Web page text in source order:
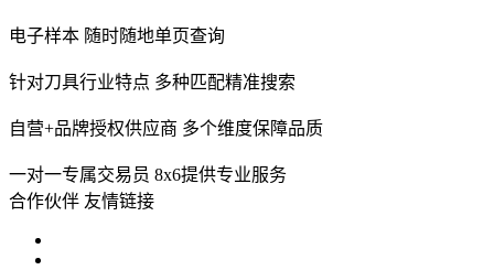
电子样本 随时随地单页查询
针对刀具行业特点 多种匹配精准搜索
自营+品牌授权供应商 多个维度保障品质
一对一专属交易员 8x6提供专业服务
合作伙伴 友情链接